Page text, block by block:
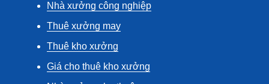
Nhà xưởng công nghiệp
Thuê xưởng may
Thuê kho xưởng
Giá cho thuê kho xưởng